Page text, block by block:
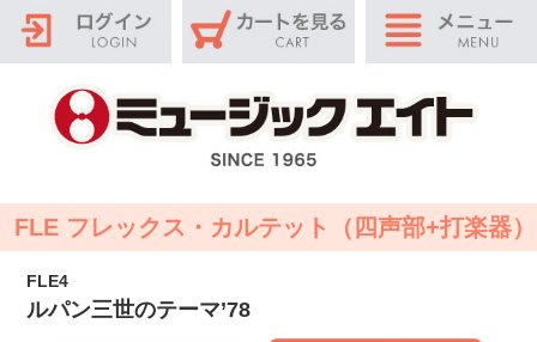
FLE フレックス・カルテット（四声部+打楽器）
FLE4
ルパン三世のテーマ’78